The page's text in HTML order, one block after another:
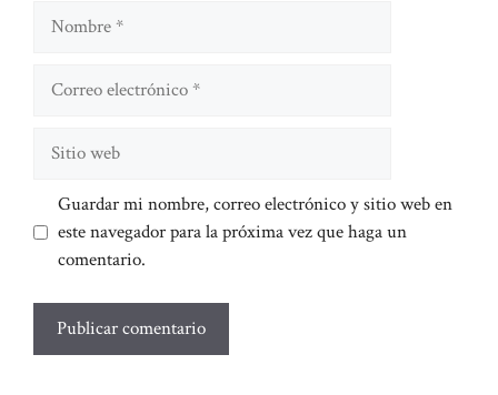
Nombre
Guardar mi nombre, correo electrónico y sitio web en
este navegador para la próxima vez que haga un
comentario.